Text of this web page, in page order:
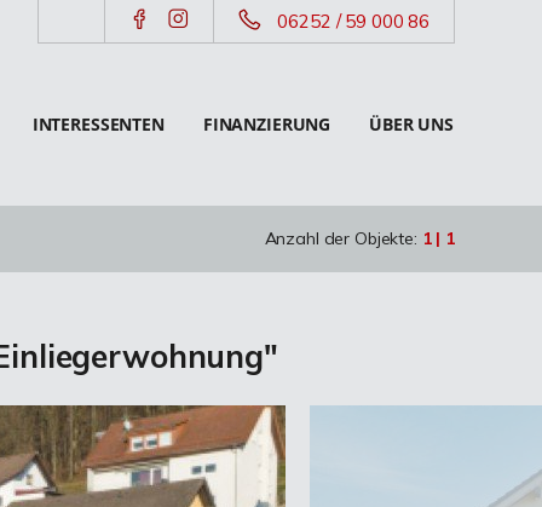
06252 / 59 000 86
INTERESSENTEN FINANZIERUNG ÜBER UNS
Anzahl der Objekte: 1 | 1